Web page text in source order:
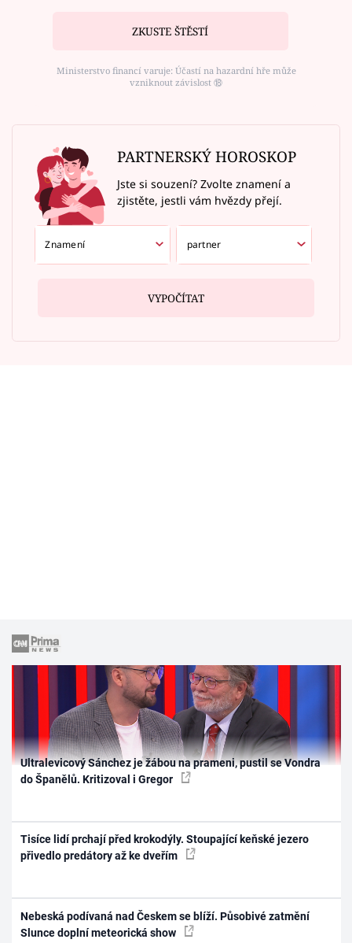
ZKUSTE ŠTĚSTÍ
Ministerstvo financí varuje: Účastí na hazardní hře může
vzniknout závislost ⑱
PARTNERSKÝ HOROSKOP
Jste si souzení? Zvolte znamení a
zjistěte, jestli vám hvězdy přejí.
VYPOČÍTAT
Ultralevicový Sánchez je žábou na prameni, pustil se Vondra
do Španělů. Kritizoval i Gregor
Tisíce lidí prchají před krokodýly. Stoupající keňské jezero
přivedlo predátory až ke dveřím
Nebeská podívaná nad Českem se blíží. Působivé zatmění
Slunce doplní meteorická show